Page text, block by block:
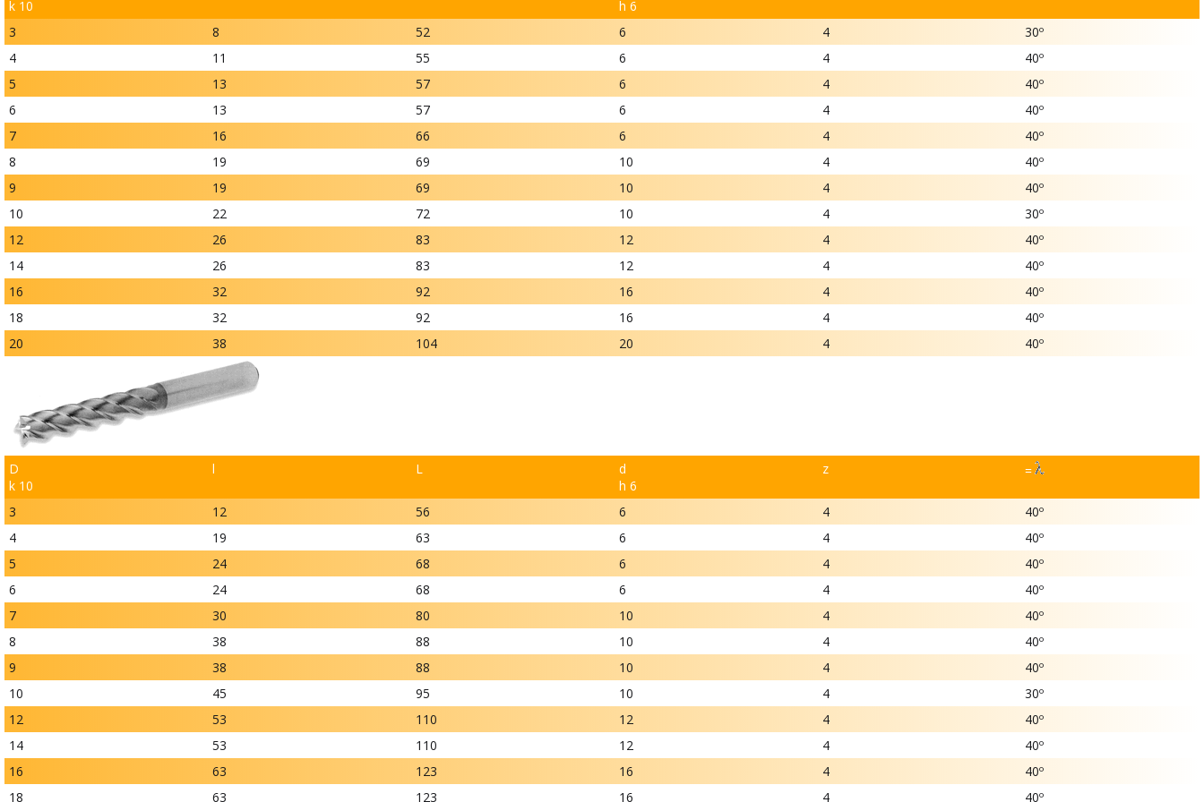
k 10
h 6
3 8 52 6 4
30º
4
11 55 6 4
40º
5
13 57 6 4
40º
6
13 57 6 4
40º
7
16 66 6 4
40º
8
19 69 10 4
40º
9
19 69 10 4
40º
10
22 72 10 4
30º
12
26 83 12 4
40º
14
26 83 12 4
40º
16
32 92 16 4
40º
18
32 92 16 4
40º
20
38 104 20 4 40º
D
k 10
l L
d
h 6
z =
3 12 56 6 4
40º
4
19 63 6 4
40º
5
24 68 6 4
40º
6
24 68 6 4
40º
7
30 80 10 4
40º
8
38 88 10 4
40º
9
38 88 10 4
40º
10
45 95 10 4
30º
12
53 110 12 4
40º
14
53 110 12 4
40º
16
63 123 16 4
40º
18
63 123 16 4 40º